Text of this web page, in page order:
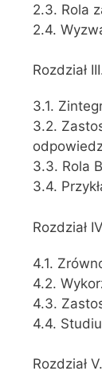
2.3. Rola
2.4.
Rozdział
3.1.
3.2.
3.3. Rola
3.4.
Rozdział
4.1.
4.2.
4.3.
4.4.
Rozdział